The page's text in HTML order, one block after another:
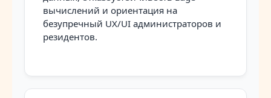
вычислений и ориентация на
безупречный UX/UI администраторов и
резидентов.